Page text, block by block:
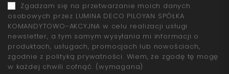
Zgadzam się na przetwarzanie moich danych
osobowych przez LUMINA DECO PILOYAN SPÓŁKA
KOMANDYTOWO-AKCYJNA w celu realizacji usługi
newsletter, a tym samym wysyłania mi informacji o
produktach, usługach, promocjach lub nowościach,
zgodnie z polityką prywatności. Wiem, że zgodę tę mogę
w każdej chwili cofnąć. (wymagana)